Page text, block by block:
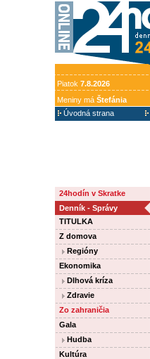
Piatok 7.8.2026
Meniny má Štefánia
Úvodná strana
24hodín v Skratke
Denník - Správy
TITULKA
Z domova
Regióny
Ekonomika
Dlhová kríza
Zdravie
Zo zahraničia
Gala
Hudba
Kultúra